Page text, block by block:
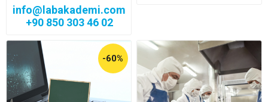
info@labakademi.com
+90 850 303 46 02
-60%